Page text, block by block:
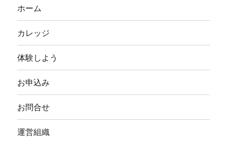
ホーム
カレッジ
体験しよう
お申込み
お問合せ
運営組織